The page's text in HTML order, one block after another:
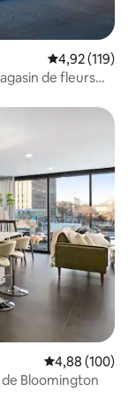
Note
4,92 (119)
de fleurs
Note
4,88 (100)
Bloomington